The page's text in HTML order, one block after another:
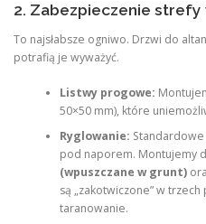
2. Zabezpieczenie
To najsłabsze ogniwo. Drzwi do
potrafią je wyważyć.
Listwy progowe:
50×50 mm), które
Ryglowanie: Standardowe
pod naporem. Montujemy
(wpuszczane w grunt)
są „zakotwiczone” w
taranowanie.